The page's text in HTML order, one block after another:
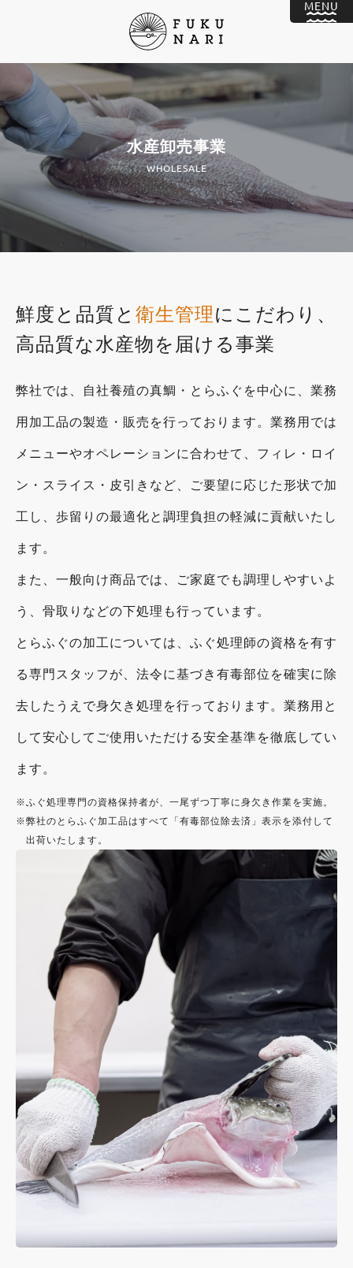
水産卸売事業
WHOLESALE
鮮度と品質と 衛生管理にこだわり、
高品質な水産物を届ける事業
弊社では、自社養殖の真鯛・とらふぐを中心に、業務
用加工品の製造・販売を行っております。業務用では
メニューやオペレーションに合わせて、フィレ・ロイ
ン・スライス・皮引きなど、ご要望に応じた形状で加
工し、歩留りの最適化と調理負担の軽減に貢献いたし
ます。
また、一般向け商品では、ご家庭でも調理しやすいよ
う、骨取りなどの下処理も行っています。
とらふぐの加工については、ふぐ処理師の資格を有す
る専門スタッフが、法令に基づき有毒部位を確実に除
去したうえで身欠き処理を行っております。業務用と
して安心してご使用いただける安全基準を徹底してい
ます。
※ふぐ処理専門の資格保持者が、一尾ずつ丁寧に身欠き作業を実施。
※弊社のとらふぐ加工品はすべて「有毒部位除去済」表示を添付して
出荷いたします。